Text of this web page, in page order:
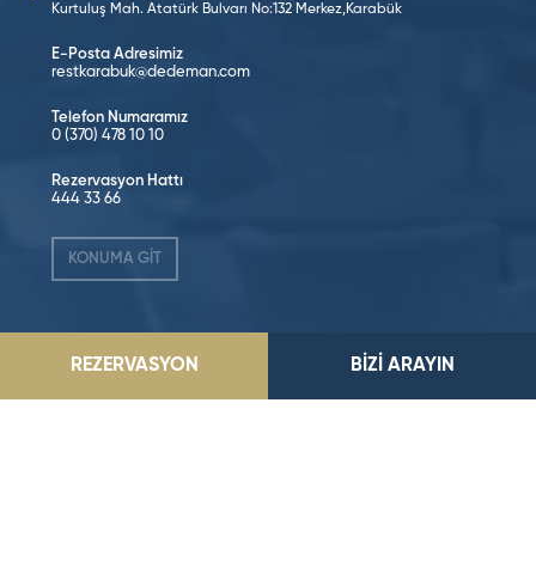
Kurtuluş Mah. Atatürk Bulvarı No:132 Merkez,Karabük
E-Posta Adresimiz
restkarabuk@dedeman.com
Telefon Numaramız
0 (370) 478 10 10
Rezervasyon Hattı
444 33 66
KONUMA GİT
Sosyal Medya’da Takip Edin!
REZERVASYON BİZİ ARAYIN